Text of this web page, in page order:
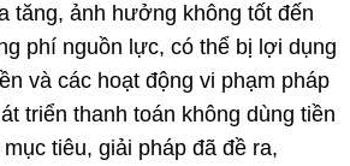
tăng, ảnh hưởng không tốt đến
phí nguồn lực, có thể bị lợi dụng
và các hoạt động vi phạm pháp
triển thanh toán không dùng tiền
tiêu, giải pháp đã đề ra,